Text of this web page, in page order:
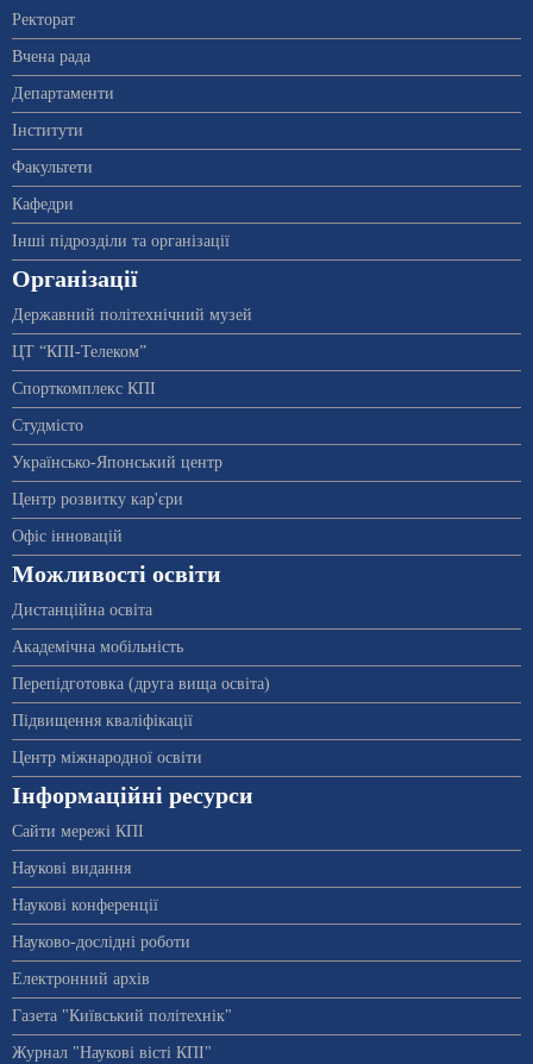
Ректорат
Вчена рада
Департаменти
Інститути
Факультети
Кафедри
Інші підрозділи та організації
Організації
Державний політехнічний музей
ЦТ “КПІ-Телеком”
Спорткомплекс КПІ
Студмісто
Українсько-Японський центр
Центр розвитку кар'єри
Офіс інновацій
Можливості освіти
Дистанційна освіта
Академічна мобільність
Перепідготовка (друга вища освіта)
Підвищення кваліфікації
Центр міжнародної освіти
Інформаційні ресурси
Сайти мережі КПІ
Наукові видання
Наукові конференції
Науково-дослідні роботи
Електронний архів
Газета "Київський політехнік"
Журнал "Наукові вісті КПІ"